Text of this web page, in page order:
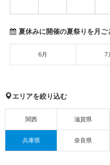
夏休みに開催の夏祭りを月ご
6月 7
エリアを絞り込む
関西 滋賀県
兵庫県 奈良県